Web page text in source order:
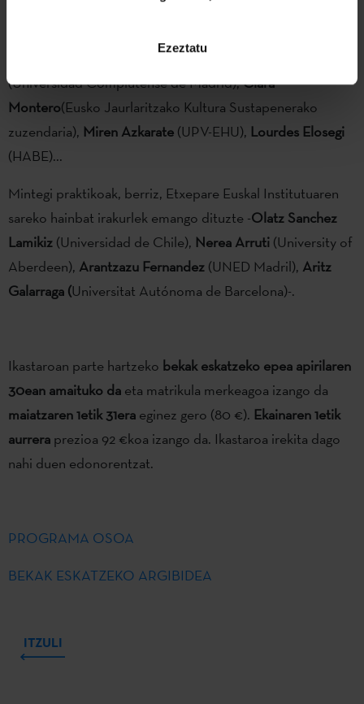
Ezeztatu
(University of Iowa),
(Universidad Complutense de Madrid),Clara
Montero(Eusko Jaurlaritzako Kultura Sustapenerako
zuzendaria), Miren Azkarate (UPV-EHU), Lourdes Elosegi
(HABE)...
Mintegi praktikoak, berriz, Etxepare Euskal Institutuaren
sareko hainbat irakurlek emango dituzte -Olatz Sanchez
Lamikiz (Universidad de Chile), Nerea Arruti (University of
Aberdeen), Arantzazu Fernandez (UNED Madril), Aritz
Galarraga (Universitat Autónoma de Barcelona)-.
Ikastaroan parte hartzeko bekak eskatzeko epea apirilaren
30ean amaituko da eta matrikula merkeagoa izango da
maiatzaren 1etik 31era eginez gero (80 €). Ekainaren 1etik
aurrera prezioa 92 €koa izango da. Ikastaroa irekita dago
nahi duen edonorentzat.
PROGRAMA OSOA
BEKAK ESKATZEKO ARGIBIDEA
ITZULI